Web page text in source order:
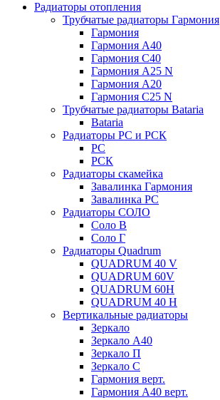
Радиаторы отопления
Трубчатые радиаторы Гармония
Гармония
Гармония А40
Гармония С40
Гармония А25 N
Гармония А20
Гармония С25 N
Трубчатые радиаторы Bataria
Bataria
Радиаторы РС и РСК
РС
РСК
Радиаторы скамейка
Завалинка Гармония
Завалинка РС
Радиаторы СОЛО
Соло В
Соло Г
Радиаторы Quadrum
QUADRUM 40 V
QUADRUM 60V
QUADRUM 60H
QUADRUM 40 H
Вертикальные радиаторы
Зеркало
Зеркало А40
Зеркало П
Зеркало С
Гармония верт.
Гармония А40 верт.